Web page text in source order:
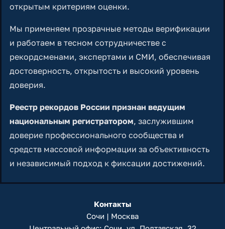
открытым критериям оценки.
Мы применяем прозрачные методы верификации
и работаем в тесном сотрудничестве с
рекордсменами, экспертами и СМИ, обеспечивая
достоверность, открытость и высокий уровень
доверия.
Реестр рекордов России признан ведущим
национальным регистратором, заслужившим
доверие профессионального сообщества и
средств массовой информации за объективность
и независимый подход к фиксации достижений.
Контакты
Сочи | Москва